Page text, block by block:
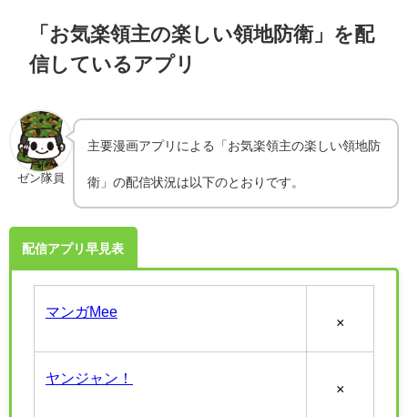
「お気楽領主の楽しい領地防衛」を配
信しているアプリ
ゼン隊員
主要漫画アプリによる「お気楽領主の楽しい領地防
衛」の配信状況は以下のとおりです。
配信アプリ早見表
マンガMee
×
ヤンジャン！
×